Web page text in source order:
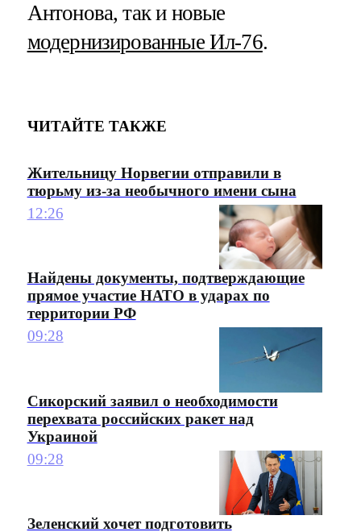
Антонова, так и новые
модернизированные Ил-76.
ЧИТАЙТЕ ТАКЖЕ
Жительницу Норвегии отправили в
тюрьму из-за необычного имени сына
12:26
Найдены документы, подтверждающие
прямое участие НАТО в ударах по
территории РФ
09:28
Сикорский заявил о необходимости
перехвата российских ракет над
Украиной
09:28
Зеленский хочет подготовить